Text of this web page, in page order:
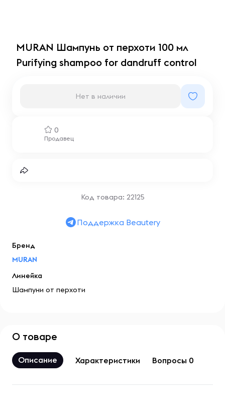
MURAN Шампунь от перхоти 100 мл
Purifying shampoo for dandruff control
0
Продавец
Нет в наличии
Код товара: 22125
Поддержка Beautery
Бренд
MURAN
Линейка
Шампуни от перхоти
О товаре
Описание Характеристики Вопросы 0